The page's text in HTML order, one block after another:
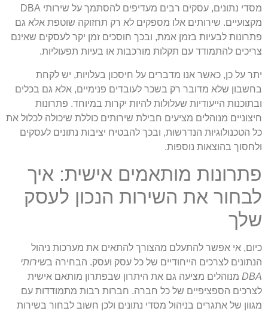
מסדי נתונים, עסקים רבים מעדיפים להסתמך על שירותי DBA
מקצועיים. שירותים אלו מספקים לא רק תחזוקה שוטפת אלא גם
פתרונות לבעיות בזמן אמת, ובכך חוסכים זמן יקר לעסקים שאינם
צריכים להתמודד עם תקלות מורכבות או בעיות תפעוליות.
יתר על כן, כאשר אנו מדברים על חיסכון בעלויות, יש לקחת
בחשבון שלא מדובר רק בשכר לעובדים פנימיים, אלא גם בכלים
ובתוכנות הייעודיות שעלולות להיות יקרות במיוחד. פתרונות
חיצוניים מנוהלים מציעים חבילת שירותים כוללת שיכולה לכלול את
כל הטכנולוגיות הנדרשות, ובכך להבטיח יציבות נתונים לעסקים
ולחסוך בהוצאות נוספות.
פתרונות מותאמים אישית: איך
לבחור את השירות הנכון לעסק
שלך
כיום, אי אפשר להתעלם מהצורך להתאים את מערכות ניהול
הנתונים לצרכים הייחודיים של כל עסק ועסק. הבחירה בשירותי
DBA מנוהלים מציעה גם את היתרון שבפתרון מותאם אישית
לצרכים הספציפיים של כל חברה. חברות רבות מתמודדות עם
מגוון של אתגרים בניהול מסדי נתונים ולכן חשוב לבחור בשירות